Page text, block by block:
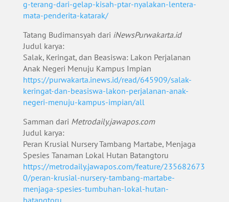
g-terang-dari-gelap-kisah-ptar-nyalakan-lentera-
mata-penderita-katarak/
Tatang Budimansyah dari iNewsPurwakarta.id
Judul karya:
Salak, Keringat, dan Beasiswa: Lakon Perjalanan
Anak Negeri Menuju Kampus Impian
https://purwakarta.inews.id/read/645909/salak-
keringat-dan-beasiswa-lakon-perjalanan-anak-
negeri-menuju-kampus-impian/all
Samman dari Metrodaily.jawapos.com
Judul karya:
Peran Krusial Nursery Tambang Martabe, Menjaga
Spesies Tanaman Lokal Hutan Batangtoru
https://metrodaily.jawapos.com/feature/235682673
0/peran-krusial-nursery-tambang-martabe-
menjaga-spesies-tumbuhan-lokal-hutan-
batangtoru